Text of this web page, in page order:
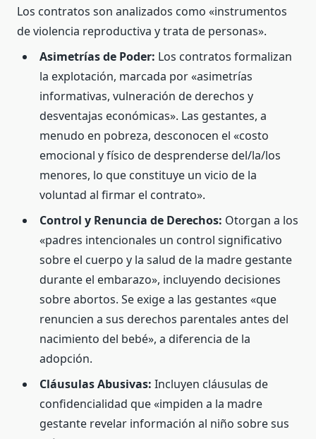
Los contratos son analizados como «instrumentos
de violencia reproductiva y trata de personas».
Asimetrías de Poder: Los contratos formalizan
la explotación, marcada por «asimetrías
informativas, vulneración de derechos y
desventajas económicas». Las gestantes, a
menudo en pobreza, desconocen el «costo
emocional y físico de desprenderse del/la/los
menores, lo que constituye un vicio de la
voluntad al firmar el contrato».
Control y Renuncia de Derechos: Otorgan a los
«padres intencionales un control significativo
sobre el cuerpo y la salud de la madre gestante
durante el embarazo», incluyendo decisiones
sobre abortos. Se exige a las gestantes «que
renuncien a sus derechos parentales antes del
nacimiento del bebé», a diferencia de la
adopción.
Cláusulas Abusivas: Incluyen cláusulas de
confidencialidad que «impiden a la madre
gestante revelar información al niño sobre sus